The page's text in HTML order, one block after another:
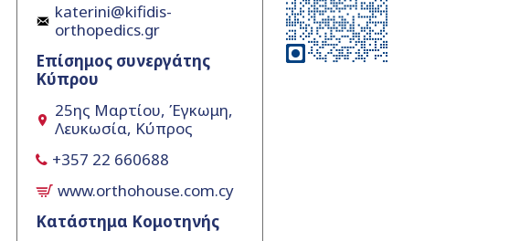
katerini@kifidis-
orthopedics.gr
Επίσημος συνεργάτης
Κύπρου
25ης Μαρτίου, Έγκωμη,
Λευκωσία, Κύπρος
+357 22 660688
www.orthohouse.com.cy
Κατάστημα Κομοτηνής